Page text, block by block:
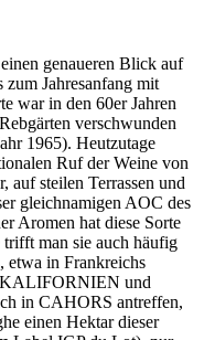
genaueren Blick auf
Jahresanfang mit
war in den 60er Jahren
verschwunden
1965). Heutzutage
Ruf der Weine von
steilen Terrassen und
gleichnamigen AOC des
Aromen hat diese Sorte
man sie auch häufig
etwa in Frankreichs
KALIFORNIEN und
in CAHORS antreffen,
einen Hektar dieser